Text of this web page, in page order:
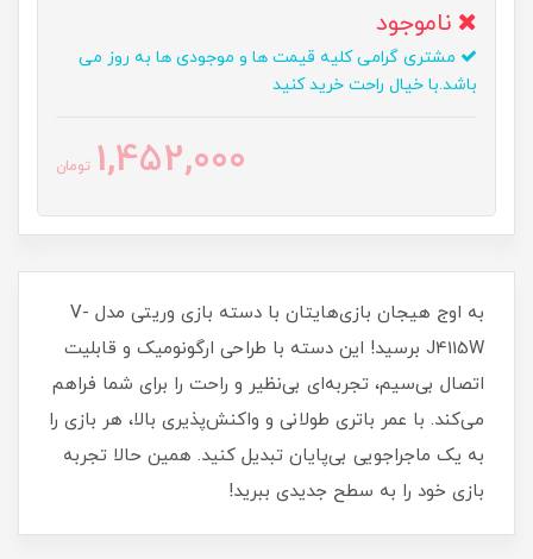
ناموجود
مشتری گرامی کلیه قیمت ها و موجودی ها به روز می
باشد.با خیال راحت خرید کنید
1,452,000 تومان
به اوج هیجان بازی‌هایتان با دسته بازی وریتی مدل V-
J4115W برسید! این دسته با طراحی ارگونومیک و قابلیت
اتصال بی‌سیم، تجربه‌ای بی‌نظیر و راحت را برای شما فراهم
می‌کند. با عمر باتری طولانی و واکنش‌پذیری بالا، هر بازی را
به یک ماجراجویی بی‌پایان تبدیل کنید. همین حالا تجربه
بازی خود را به سطح جدیدی ببرید!